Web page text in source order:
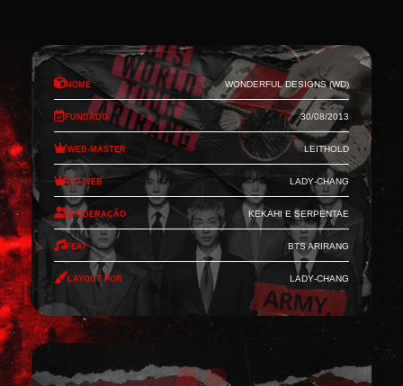
Nome Wonderful Designs (WD)
Fundado 30/08/2013
Web-Master Leithold
Co-Web Lady-Chang
Moderação Kekahi e Serpentae
Feat BTS Arirang
Layout por Lady-Chang